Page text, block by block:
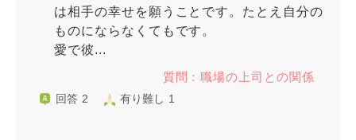
は相手の幸せを願うことです。たとえ自分の
ものにならなくてもです。
愛で彼...
質問：職場の上司との関係
回答 2 有り難し 1